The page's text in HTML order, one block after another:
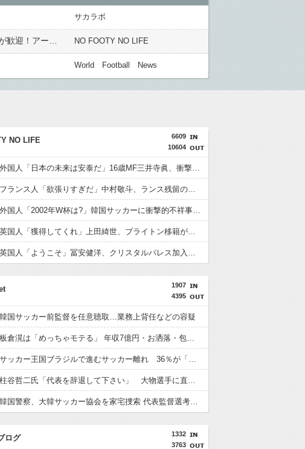
サカラボ
NO FOOTY NO LIFE
World Football News
6609
10604
NO LIFE
外国人「日本の未来は安泰だ」16歳MF三井寺眞、衝撃ゴール！久保建英超え歴代2位の記録！3得点に絡む活躍で海外絶賛！【海外の反応】
フランス人「欲張りすぎだ」中村敬斗、ランス残留の可能性を会長が示唆！移籍金が交渉の壁に..現地サポの本音がこれ！【海外の反応】
外国人「2002年W杯は?」韓国サッカーに衝撃的不祥事！W杯予選でレフリーへの性的接待発覚！海外騒然！【海外の反応】
英国人「獲得してくれ」上田綺世、ブライトン移籍が浮上！三笘薫との日本代表ホットライン実現!?現地サポ大興奮！「勘弁してくれ」と危惧される懸念点とは!?【海外の反応】
英国人「ようこそ」冨安健洋、クリスタルパレス加入が決定的に！メディカル検査をパス！現地サポが歓迎！アーセナルファンも祝福！【海外の反応】
1907
4395
韓国サッカー前監督を任意聴取…業務上背任などの容疑
板倉滉は「めっちゃモテる」 年収7億円・お洒落・包容力…超愛される日本代表
サッカー王国ブラジルで進むサッカー離れ 36％が「関心なし」
柱谷哲二氏「代表を辞退して下さい」 大物選手に直談判「自分からやめてほしいと思った」 闘将と呼ばれた主将時代
韓国警察、大韓サッカー協会を家宅捜索 代表監督選考巡り
1332
3763
ログ